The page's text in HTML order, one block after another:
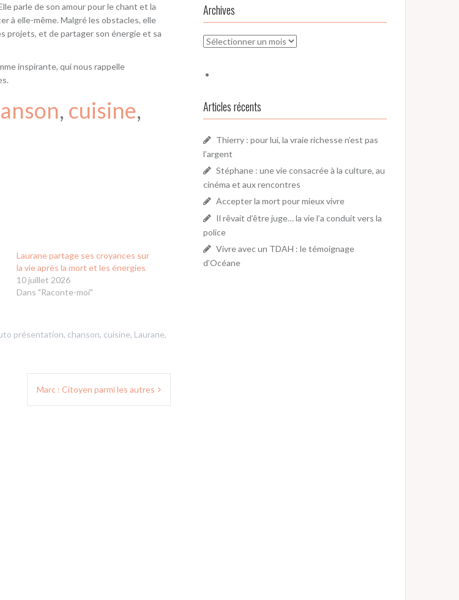
parle de son amour pour le chant et la
à elle-même. Malgré les obstacles, elle
projets, et de partager son énergie et sa
inspirante, qui nous rappelle
, cuisine
Laurane partage ses croyances sur
la vie après la mort et les énergies
10 juillet 2026
Dans "Raconte-moi"
présentation, chanson, cuisine, Laurane,
Marc : Citoyen parmi les autres
Archives
Archives
Articles récents
Thierry : pour lui, la vraie richesse n’est pas
l’argent
Stéphane : une vie consacrée à la culture, au
cinéma et aux rencontres
Accepter la mort pour mieux vivre
Il rêvait d’être juge… la vie l’a conduit vers la
police
Vivre avec un TDAH : le témoignage
d’Océane